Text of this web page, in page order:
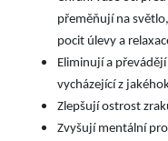
přeměňují na
pocit úlevy a
Eliminují a
vycházející z
Zlepšují ostrost
Zvyšují mentální